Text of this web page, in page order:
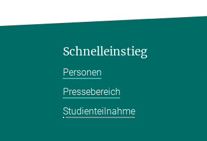
Schnelleinstieg
Personen
Pressebereich
Studienteilnahme